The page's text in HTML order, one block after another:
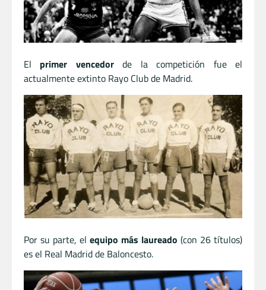
El primer vencedorde la competición fue el
actualmente extinto Rayo Club de Madrid.
Por su parte, el equipo más laureado (con 26 títulos)
es el Real Madrid de Baloncesto.